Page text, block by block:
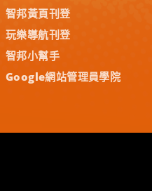
智邦黃頁刊登
玩樂導航刊登
智邦小幫手
Google網站管理員學院